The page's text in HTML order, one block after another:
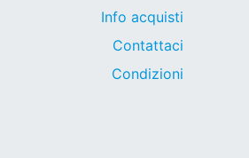
Info acquisti
Contattaci
Condizioni